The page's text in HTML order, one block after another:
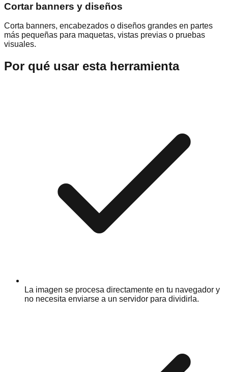
Cortar banners y diseños
Corta banners, encabezados o diseños grandes en partes
más pequeñas para maquetas, vistas previas o pruebas
visuales.
Por qué usar esta herramienta
La imagen se procesa directamente en tu navegador y
no necesita enviarse a un servidor para dividirla.